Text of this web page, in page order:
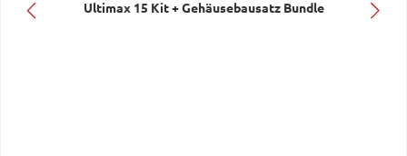
Ultimax 15 Kit + Gehäusebausatz Bundle